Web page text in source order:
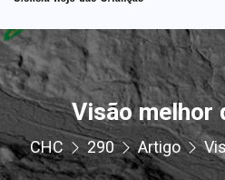
Visão melhor
CHC 290 Artigo